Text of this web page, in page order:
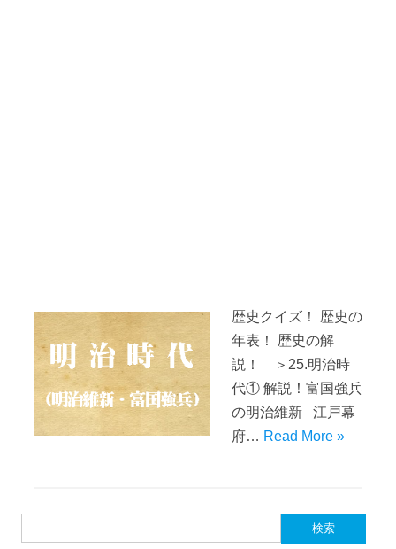
歴史クイズ！ 歴史の
年表！ 歴史の解
説！ ＞25.明治時
代① 解説！富国強兵
の明治維新 江戸幕
府… Read More »